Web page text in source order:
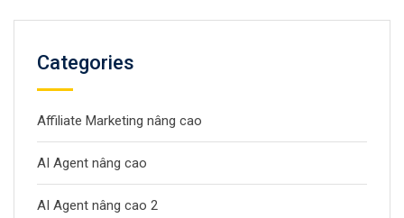
Categories
Affiliate Marketing nâng cao
AI Agent nâng cao
AI Agent nâng cao 2